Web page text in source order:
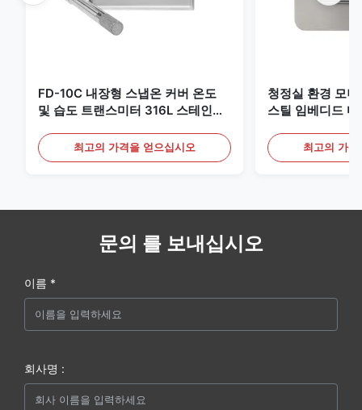
FD-10C 내장형 스냅온 커버 온도
및 습도 트랜스미터 316L 스테인리
최고의 가격을 얻으십시오
청정실 환경 모
스틸 임베디드
최고의 가
문의 를 보내십시오
이름 *
회사명 :